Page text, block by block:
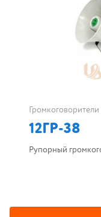
12ГР-38
Рупорный